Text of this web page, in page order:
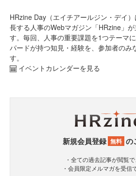
HRzine Day（エイチアールジン・デイ
長する人事のWebマガジン「HRzine」
す。毎回、人事の重要課題を1つテーマ
パードが持つ知見・経験を、参加者のみ
す。
イベントカレンダーを見る
新規会員登録 無料 の
・全ての過去記事が閲覧
・会員限定メルマガを受信